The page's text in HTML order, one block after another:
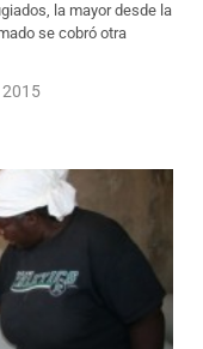
la mayor desde la
se cobró otra
2015